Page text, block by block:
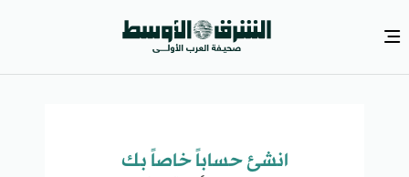
انشئ حساباً خاصاً بك​